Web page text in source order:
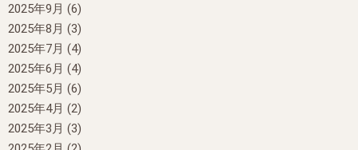
2025年9月 (6)
2025年8月 (3)
2025年7月 (4)
2025年6月 (4)
2025年5月 (6)
2025年4月 (2)
2025年3月 (3)